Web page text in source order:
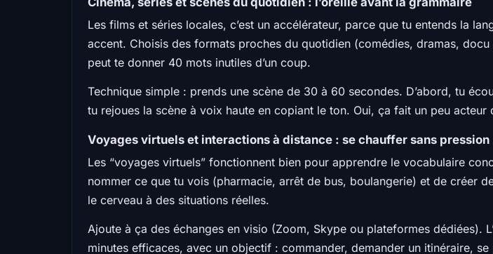
Les films et séries locales, c’est un accélérateur, parce que tu entends la
accent. Choisis des formats proches du quotidien (comédies, dramas,
peut te donner 40 mots inutiles d’un coup.
Technique simple : prends une scène de 30 à 60 secondes. D’abord, tu
tu rejoues la scène à voix haute en copiant le ton. Oui, ça fait un peu acteur
Voyages virtuels et interactions à distance : se chauffer sans pression
Les “voyages virtuels” fonctionnent bien pour apprendre le vocabulaire
nommer ce que tu vois (pharmacie, arrêt de bus, boulangerie) et de créer
le cerveau à des situations réelles.
Ajoute à ça des échanges en visio (Zoom, Skype ou plateformes dédiées).
minutes efficaces, avec un objectif : commander, demander un itinéraire,